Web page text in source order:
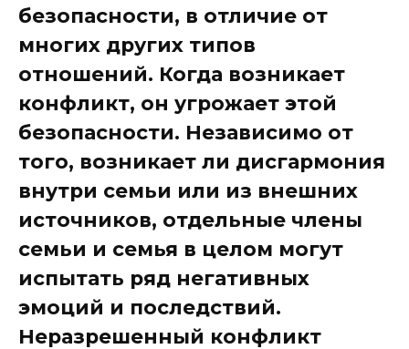
безопасности, в отличие от
многих других типов
отношений. Когда возникает
конфликт, он угрожает этой
безопасности. Независимо от
того, возникает ли дисгармония
внутри семьи или из внешних
источников, отдельные члены
семьи и семья в целом могут
испытать ряд негативных
эмоций и последствий.
Неразрешенный конфликт